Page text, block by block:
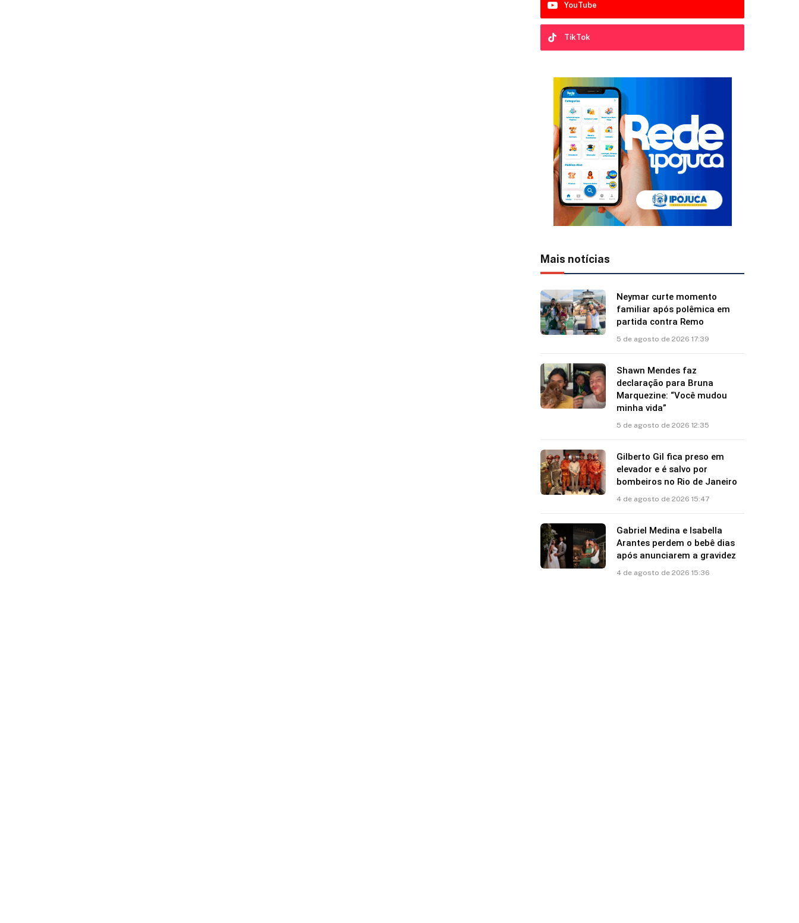
YouTube
TikTok
Mais notícias
Neymar curte momento
familiar após polêmica em
partida contra Remo
5 de agosto de 2026 17:39
Shawn Mendes faz
declaração para Bruna
Marquezine: “Você mudou
minha vida”
5 de agosto de 2026 12:35
Gilberto Gil fica preso em
elevador e é salvo por
bombeiros no Rio de Janeiro
4 de agosto de 2026 15:47
Gabriel Medina e Isabella
Arantes perdem o bebê dias
após anunciarem a gravidez
4 de agosto de 2026 15:36